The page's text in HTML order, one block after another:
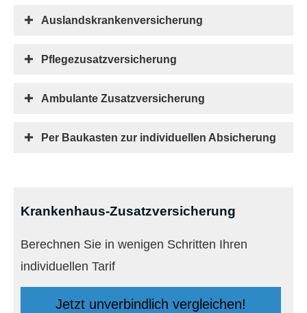
Auslandskrankenversicherung
Pflegezusatzversicherung
Ambulante Zusatzversicherung
Per Baukasten zur individuellen Absicherung
Krankenhaus-Zusatzversicherung
Berechnen Sie in wenigen Schritten Ihren
individuellen Tarif
Jetzt unverbindlich ver­gleichen!